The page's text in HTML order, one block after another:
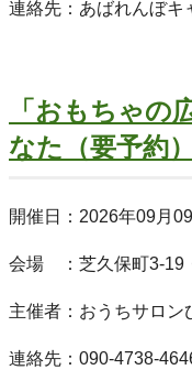
連絡先：あばれんぼキ
「おもちゃの
なた（要予約）
開催日：2026年09月
会場 ：芝久保町3-19
主催者：おうちサロン
連絡先：090-4738-